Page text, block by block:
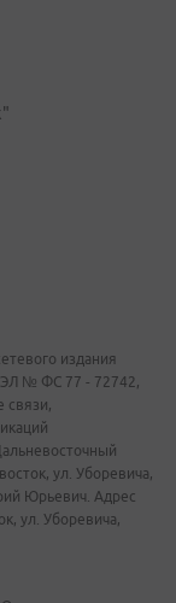
издания
ЭЛ № ФС 77 - 72742,
связи,
ул. Уборевича,
Юрьевич. Адрес
ул. Уборевича,